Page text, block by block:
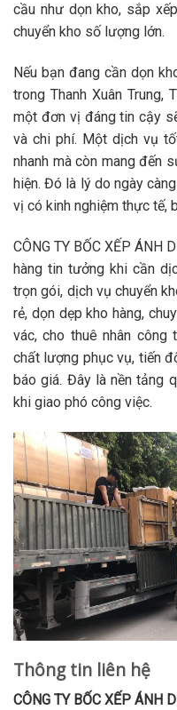
cầu như dọn kho, sắp
chuyển kho số lượng lớn.
Nếu bạn đang cần dọn
trong Thanh Xuân Trung,
một đơn vị đáng tin cậy
và chi phí. Một dịch vụ
nhanh mà còn mang đến
hiện. Đó là lý do ngày
vị có kinh nghiệm thực tế,
CÔNG TY BỐC XẾP ÁNH
hàng tin tưởng khi cần
trọn gói, dịch vụ chuyển
rẻ, dọn dẹp kho hàng,
vác, cho thuê nhân công
chất lượng phục vụ, tiến
báo giá. Đây là nền tảng
khi giao phó công việc.
Thông tin liên hệ
CÔNG TY BỐC XẾP ÁNH